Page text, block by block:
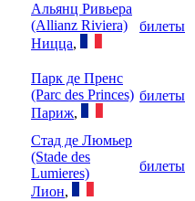
Альянц Ривьера
(Allianz Riviera)
Ницца,
билеты
Парк де Пренс
(Parc des Princes)
Париж,
билеты
Стад де Люмьер
(Stade des
Lumieres)
Лион,
билеты